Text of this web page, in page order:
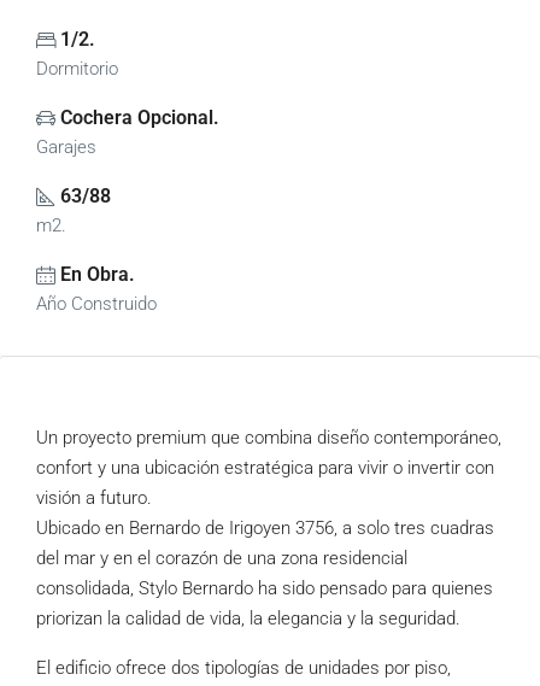
1/2.
Dormitorio
Cochera Opcional.
Garajes
63/88
m2.
En Obra.
Año Construido
Un proyecto premium que combina diseño contemporáneo,
confort y una ubicación estratégica para vivir o invertir con
visión a futuro.
Ubicado en Bernardo de Irigoyen 3756, a solo tres cuadras
del mar y en el corazón de una zona residencial
consolidada, Stylo Bernardo ha sido pensado para quienes
priorizan la calidad de vida, la elegancia y la seguridad.
El edificio ofrece dos tipologías de unidades por piso,